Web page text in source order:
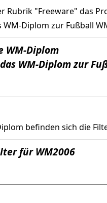
Rubrik "Freeware" das
Diplom zur Fußball
WM-Diplom
WM-Diplom zur
befinden sich die
für WM2006